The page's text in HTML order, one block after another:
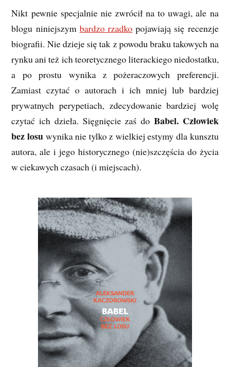
Nikt pewnie specjalnie nie zwrócił na to uwagi, ale na
blogu niniejszym bardzo rzadko pojawiają się recenzje
biografii. Nie dzieje się tak z powodu braku takowych na
rynku ani też ich teoretycznego literackiego niedostatku,
a po prostu wynika z pożeraczowych preferencji.
Zamiast czytać o autorach i ich mniej lub bardziej
prywatnych perypetiach, zdecydowanie bardziej wolę
czytać ich dzieła. Sięgnięcie zaś do Babel. Człowiek
bez losuwynika nie tylko z wielkiej estymy dla kunsztu
autora, ale i jego historycznego (nie)szczęścia do życia
w ciekawych czasach (i miejscach).